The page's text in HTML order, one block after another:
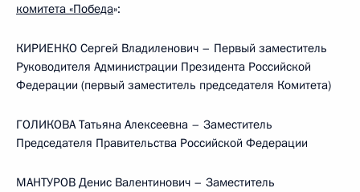
комитета «Победа»:
КИРИЕНКО Сергей Владиленович – Первый заместитель
Руководителя Администрации Президента Российской
Федерации (первый заместитель председателя Комитета)
ГОЛИКОВА Татьяна Алексеевна – Заместитель
Председателя Правительства Российской Федерации
МАНТУРОВ Денис Валентинович – Заместитель